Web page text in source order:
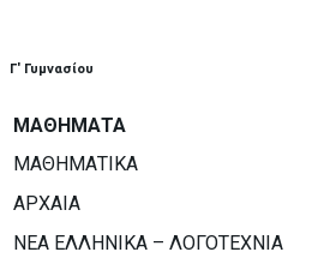
Γ' Γυμνασίου
ΜΑΘΗΜΑΤΑ
ΜΑΘΗΜΑΤΙΚΑ
ΑΡΧΑΙΑ
ΝΕΑ ΕΛΛΗΝΙΚΑ – ΛΟΓΟΤΕΧΝΙΑ